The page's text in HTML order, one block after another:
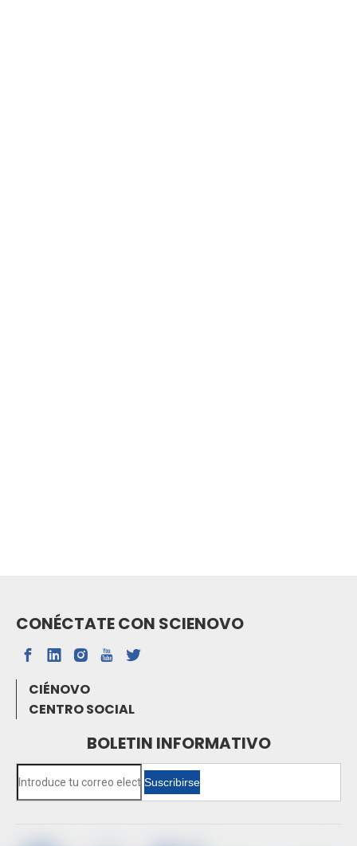
CONÉCTATE CON SCIENOVO
CIÉNOVO
CENTRO SOCIAL
BOLETIN INFORMATIVO
Suscribirse